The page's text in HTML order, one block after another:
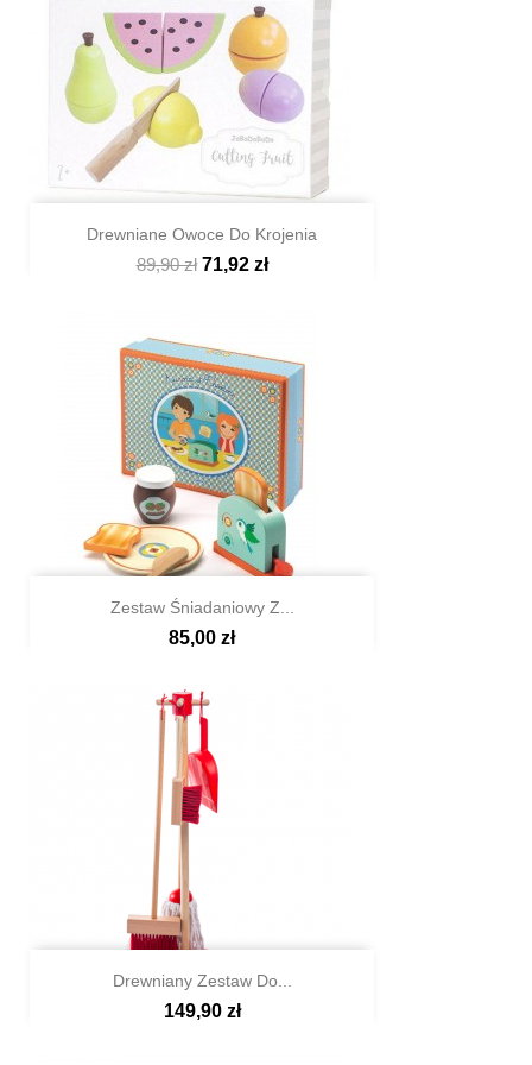
Szybki podgląd
Drewniane Owoce Do Krojenia
89,90 zł 71,92 zł
Szybki podgląd
Zestaw Śniadaniowy Z...
85,00 zł
Szybki podgląd
Drewniany Zestaw Do...
149,90 zł